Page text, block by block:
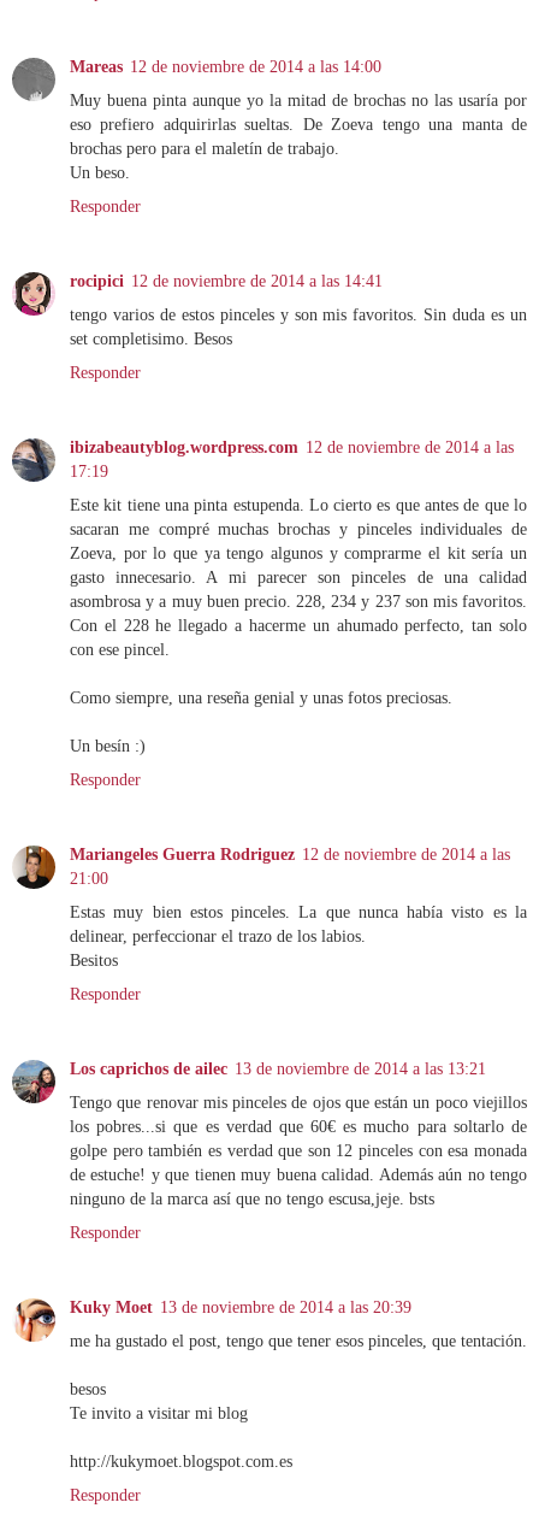
Mareas 12 de noviembre de 2014 a las 14:00
Muy buena pinta aunque yo la mitad de brochas no las usaría por
eso prefiero adquirirlas sueltas. De Zoeva tengo una manta de
brochas pero para el maletín de trabajo.
Un beso.
Responder
rocipici 12 de noviembre de 2014 a las 14:41
tengo varios de estos pinceles y son mis favoritos. Sin duda es un
set completisimo. Besos
Responder
ibizabeautyblog.wordpress.com 12 de noviembre de 2014 a las
17:19
Este kit tiene una pinta estupenda. Lo cierto es que antes de que lo
sacaran me compré muchas brochas y pinceles individuales de
Zoeva, por lo que ya tengo algunos y comprarme el kit sería un
gasto innecesario. A mi parecer son pinceles de una calidad
asombrosa y a muy buen precio. 228, 234 y 237 son mis favoritos.
Con el 228 he llegado a hacerme un ahumado perfecto, tan solo
con ese pincel.
Como siempre, una reseña genial y unas fotos preciosas.
Un besín :)
Responder
Mariangeles Guerra Rodriguez 12 de noviembre de 2014 a las
21:00
Estas muy bien estos pinceles. La que nunca había visto es la
delinear, perfeccionar el trazo de los labios.
Besitos
Responder
Los caprichos de ailec 13 de noviembre de 2014 a las 13:21
Tengo que renovar mis pinceles de ojos que están un poco viejillos
los pobres...si que es verdad que 60€ es mucho para soltarlo de
golpe pero también es verdad que son 12 pinceles con esa monada
de estuche! y que tienen muy buena calidad. Además aún no tengo
ninguno de la marca así que no tengo escusa,jeje. bsts
Responder
Kuky Moet 13 de noviembre de 2014 a las 20:39
me ha gustado el post, tengo que tener esos pinceles, que tentación.
besos
Te invito a visitar mi blog
http://kukymoet.blogspot.com.es
Responder